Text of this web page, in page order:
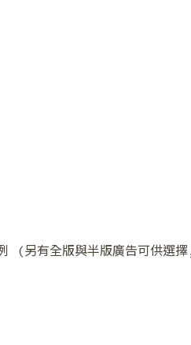
全版與半版廣告可供選擇